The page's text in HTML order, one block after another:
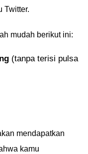
Twitter.
mudah berikut ini:
(tanpa terisi pulsa
mendapatkan
kamu